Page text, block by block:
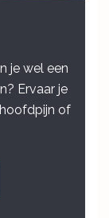
je wel een
Ervaar je
of